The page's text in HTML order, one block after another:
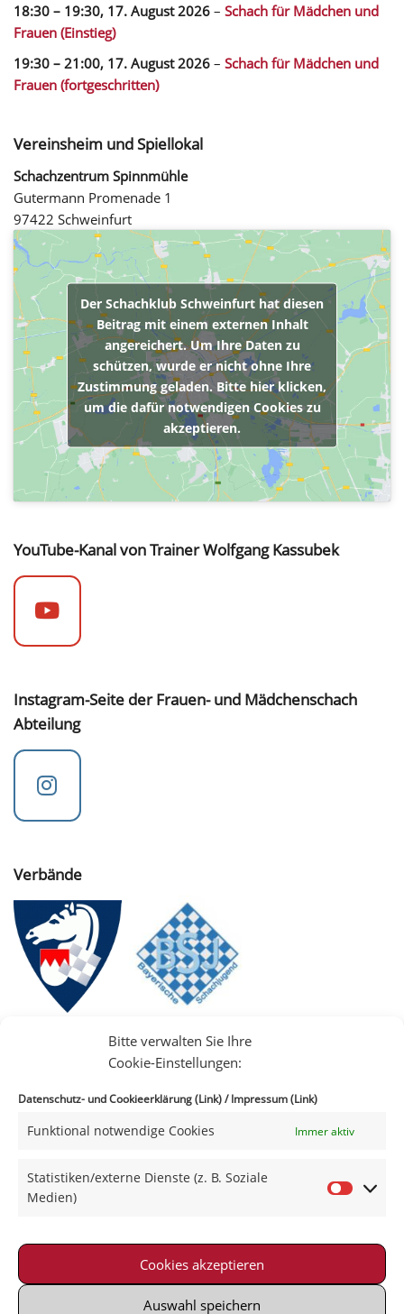
Bitte verwalten Sie Ihre
Cookie-Einstellungen:
Datenschutz- und Cookieerklärung (Link)/Impressum (Link)
Funktional notwendige Cookies Immer aktiv
Statistiken/externe Dienste (z. B. Soziale
Medien)
Cookies akzeptieren
Auswahl speichern
18:30 – 19:30, 17. August 2026 – Schach für Mädchen und
Frauen (Einstieg)
19:30 – 21:00, 17. August 2026 – Schach für Mädchen und
Frauen (fortgeschritten)
Vereinsheim und Spiellokal
Schachzentrum Spinnmühle
Gutermann Promenade 1
97422 Schweinfurt
Der Schachklub Schweinfurt hat diesen
Beitrag mit einem externen Inhalt
angereichert. Um Ihre Daten zu
schützen, wurde er nicht ohne Ihre
Zustimmung geladen. Bitte hier klicken,
um die dafür notwendigen Cookies zu
akzeptieren.
YouTube-Kanal von Trainer Wolfgang Kassubek
Instagram-Seite der Frauen- und Mädchenschach
Abteilung
Verbände
|Datenschutz|Kontakt
© 2021-2026 Schachklub Schweinfurt 2000 e. V.